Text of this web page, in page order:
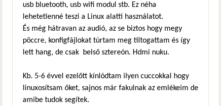
usb bluetooth, usb wifi modul stb. Ez néha
lehetetlenné teszi a Linux alatti használatot.
És még hátravan az audió, az se biztos hogy megy
pöccre, konfigfájlokat túrtam meg tiltogattam és így
lett hang, de csak belső sztereón. Hdmi nuku.
Kb. 5-6 évvel ezelőtt kínlódtam ilyen cuccokkal hogy
linuxosítsam őket, sajnos már fakulnak az emlékeim de
amibe tudok segítek.